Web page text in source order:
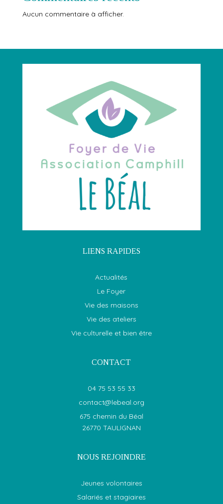
Aucun commentaire à afficher.
LIENS RAPIDES
Actualités
Le Foyer
Vie des maisons
Vie des ateliers
Vie culturelle et bien être
CONTACT
04 75 53 55 33
contact@lebeal.org
675 chemin du Béal
26770 TAULIGNAN
NOUS REJOINDRE
Jeunes volontaires
Salariés et stagiaires